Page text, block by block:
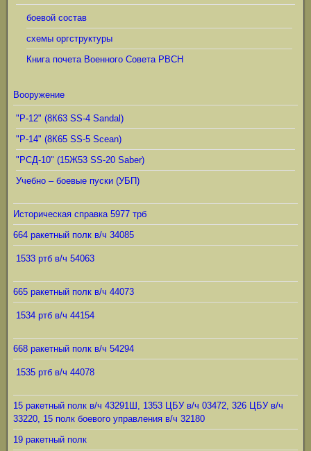
боевой состав
схемы оргструктуры
Книга почета Военного Совета РВСН
Вооружение
"Р-12" (8К63 SS-4 Sandal)
"Р-14" (8К65 SS-5 Scean)
"РСД-10" (15Ж53 SS-20 Saber)
Учебно – боевые пуски (УБП)
Историческая справка 5977 трб
664 ракетный полк в/ч 34085
1533 ртб в/ч 54063
665 ракетный полк в/ч 44073
1534 ртб в/ч 44154
668 ракетный полк в/ч 54294
1535 ртб в/ч 44078
15 ракетный полк в/ч 43291Ш, 1353 ЦБУ в/ч 03472, 326 ЦБУ в/ч
33220, 15 полк боевого управления в/ч 32180
19 ракетный полк